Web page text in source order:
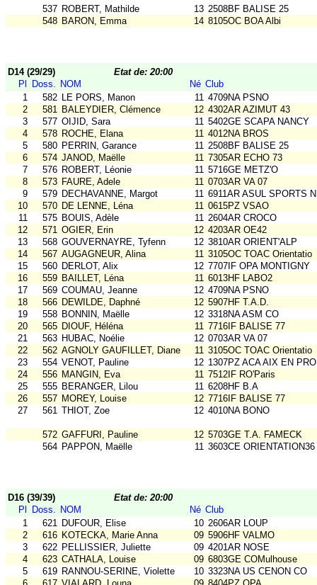
537 ROBERT, Mathilde 13 2508BF BALISE 25
548 BARON, Emma 14 8105OC BOA Albi
D14 (29/29)
Etat de: 20:00
Pl
Doss. NOM Né Club
1
582 LE PORS, Manon 11 4709NA PSNO
2
581 BALEYDIER, Clémence 12 4302AR AZIMUT 43
3
577 OIJID, Sara 11 5402GE SCAPA NANCY
4
578 ROCHE, Elana 11 4012NA BROS
5
580 PERRIN, Garance 11 2508BF BALISE 25
6
574 JANOD, Maëlle 11 7305AR ECHO 73
7
576 ROBERT, Léonie 11 5716GE METZ'O
8
573 FAURE, Adele 11 0703AR VA 07
9
579 DECHAVANNE, Margot 11 6911AR ASUL SPORTS
10
570 DE LENNE, Léna 11 0615PZ VSAO
11
575 BOUIS, Adèle 11 2604AR CROCO
12
571 OGIER, Erin 12 4203AR OE42
13
568 GOUVERNAYRE, Tyfenn 12 3810AR ORIENT'ALP
14
567 AUGAGNEUR, Alina 11 3105OC TOAC Orientatio
15
560 DERLOT, Alix 12 7707IF OPA MONTIGNY
16
559 BAILLET, Léna 11 6013HF LABO2
17
569 COUMAU, Jeanne 12 4709NA PSNO
18
566 DEWILDE, Daphné 12 5907HF T.A.D.
19
558 BONNIN, Maëlle 12 3318NA ASM CO
20
565 DIOUF, Héléna 11 7716IF BALISE 77
21
563 HUBAC, Noélie 12 0703AR VA 07
22
562 AGNOLY GAUFILLET, Diane 11 3105OC TOAC Orientatio
23
554 VENOT, Pauline 12 1307PZ ACA AIX EN
24
556 MANGIN, Eva 11 7512IF RO'Paris
25
555 BERANGER, Lilou 11 6208HF B.A
26
557 MOREY, Louise 12 7716IF BALISE 77
27
561 THIOT, Zoe 12 4010NA BONO
572 GAFFURI, Pauline 12 5703GE T.A. FAMECK
564 PAPPON, Maëlle 11 3603CE ORIENTATION36
D16 (39/39)
Etat de: 20:00
Pl
Doss. NOM Né Club
1
621 DUFOUR, Elise 10 2606AR LOUP
2
616 KOTECKA, Marie Anna 09 5906HF VALMO
3
622 PELLISSIER, Juliette 09 4201AR NOSE
4
623 CATHALA, Louise 09 6803GE COMulhouse
5
619 RANNOU-SERINE, Violette 10 3323NA US CENON CO